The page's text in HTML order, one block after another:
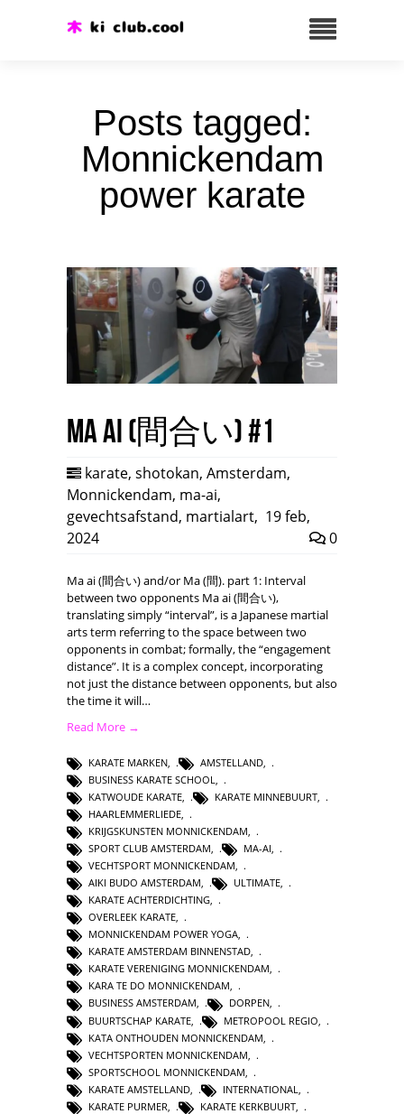
Posts tagged:
Monnickendam
power karate
Ma ai (間合い) #1
karate, shotokan, Amsterdam,
Monnickendam, ma-ai,
gevechtsafstand, martialart, 19 feb,
2024
0
Ma ai (間合い) and/or Ma (間). part 1: Interval
between two opponents Ma ai (間合い),
translating simply “interval”, is a Japanese martial
arts term referring to the space between two
opponents in combat; formally, the “engagement
distance”. It is a complex concept, incorporating
not just the distance between opponents, but also
the time it will…
Read More →
KARATE MARKEN AMSTELLAND
BUSINESS KARATE SCHOOL
KATWOUDE KARATE
KARATE MINNEBUURT
HAARLEMMERLIEDE
KRIJGSKUNSTEN MONNICKENDAM
SPORT CLUB AMSTERDAM
MA-AI
VECHTSPORT MONNICKENDAM
AIKI BUDO AMSTERDAM, ULTIMATE,
KARATE ACHTERDICHTING,
OVERLEEK KARATE,
MONNICKENDAM POWER YOGA,
KARATE AMSTERDAM BINNENSTAD,
KARATE VERENIGING MONNICKENDAM,
KARA TE DO MONNICKENDAM,
BUSINESS AMSTERDAM, DORPEN,
BUURTSCHAP KARATE
METROPOOL REGIO
KATA ONTHOUDEN MONNICKENDAM
VECHTSPORTEN MONNICKENDAM
SPORTSCHOOL MONNICKENDAM
KARATE AMSTELLAND
INTERNATIONAL
KARATE PURMER
KARATE KERKBUURT